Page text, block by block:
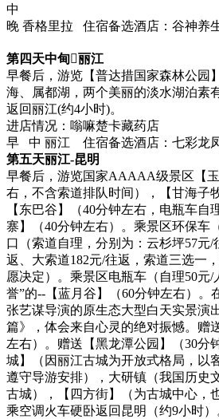
中
晚 香格里拉 住宿备选酒店：谷神养
第四天中甸丽江
早餐后，游览【普达措国家森林公园
海、属都湖，两个美丽的淡水湖泊素
返回丽江(约4小时)。
进店情况：嗡嘛楚卡藏药店
早 中 丽江 住宿备选酒店：七彩龙
第五天丽江-昆明
早餐后，游览国家AAAAA级景区【
右，不含索道排队时间），【甘海子
【东巴谷】（40分钟左右，电瓶车自
寨】（40分钟左右）。乘景区环保车
口（索道自理，分别为：云杉坪57元/
返、大索道182元/往返，索道三选一
愿决定）。乘景区电瓶车（自理50元/
誉”的--【蓝月谷】（60分钟左右）。
张艺谋导演的原生态大型白天实景演
篇》，体会来自心灵的绝对振憾。赠
左右）。赠送【黑龙潭公园】（30分
城】（因丽江古城为开放式格局，以
遵守导游安排），大研镇（我国历史
古城），【四方街】（为古城中心，
乘空调火车硬卧返回昆明（约9小时